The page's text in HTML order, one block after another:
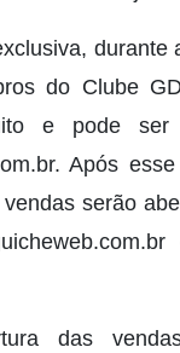
durante
do Clube
e pode
Após
serão
das